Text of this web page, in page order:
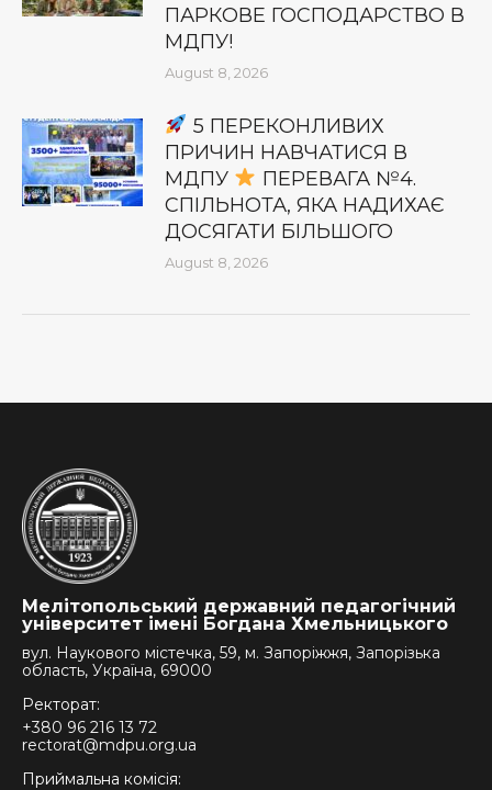
ПАРКОВЕ ГОСПОДАРСТВО В
МДПУ!
August 8, 2026
5 ПЕРЕКОНЛИВИХ
ПРИЧИН НАВЧАТИСЯ В
МДПУ
ПЕРЕВАГА №4.
СПІЛЬНОТА, ЯКА НАДИХАЄ
ДОСЯГАТИ БІЛЬШОГО
August 8, 2026
Мелітопольський державний педагогічний
університет імені Богдана Хмельницького
вул. Наукового містечка, 59, м. Запоріжжя, Запорізька
область, Україна, 69000
Ректорат:
+380 96 216 13 72
rectorat@mdpu.org.ua
Приймальна комісія: